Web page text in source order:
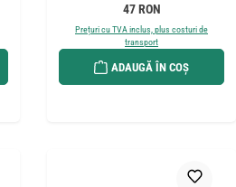
Preț obișnuit:
47 RON
Prețuri cu TVA inclus, plus costuri de
transport
ADAUGĂ ÎN COȘ